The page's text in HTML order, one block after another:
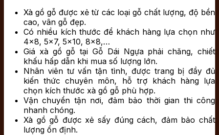
Xà gồ gỗ được xẻ từ các loại gỗ chất lượng, độ bền
cao, vân gỗ đẹp.
Có nhiều kích thước để khách hàng lựa chọn như
4×8, 5×7, 5×10, 8×8,…
Giá xà gồ gỗ tại Gỗ Dái Ngựa phải chăng, chiết
khấu hấp dẫn khi mua số lượng lớn.
Nhân viên tư vấn tận tình, được trang bị đầy đủ
kiến thức chuyên môn, hỗ trợ khách hàng lựa
chọn kích thước xà gồ gỗ phù hợp.
Vận chuyển tận nơi, đảm bảo thời gian thi công
nhanh chóng.
Xà gồ gỗ được xẻ sấy đúng cách, đảm bảo chất
lượng ổn định.